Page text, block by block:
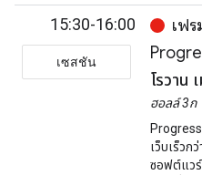
15:30-16:00
เซสชัน
เฟร
โรวาน
ฮอลล์ 3ก
เว็บเร็วก
ซอฟต์แว